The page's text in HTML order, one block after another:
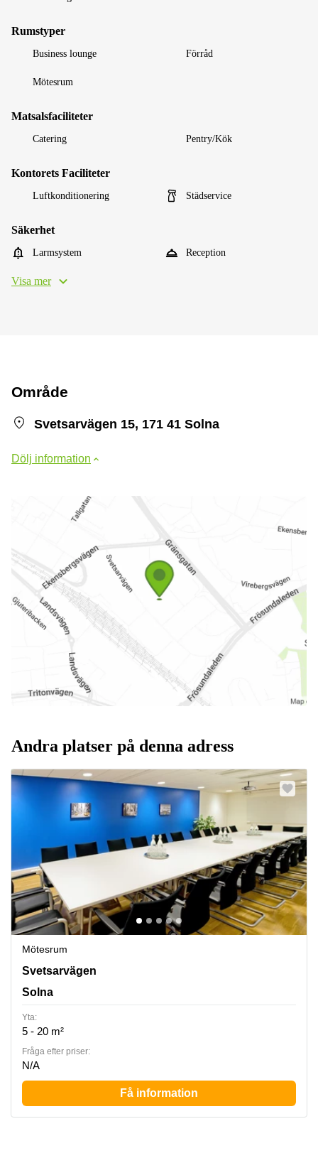
Rumstyper
Business lounge Förråd
Mötesrum
Matsalsfaciliteter
Catering Pentry/Kök
Kontorets Faciliteter
Luftkonditionering Städservice
Säkerhet
Larmsystem Reception
Visa mer
Område
Svetsarvägen 15, 171 41 Solna
Dölj information
Andra platser på denna adress
Mötesrum
Svetsarvägen 15, Solna
Svetsarvägen
Solna
Yta:
5 - 20 m²
Fråga efter priser:
N/A
Få information